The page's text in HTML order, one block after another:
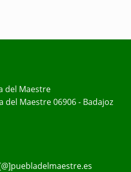
del Maestre
del Maestre 06906 - Badajoz